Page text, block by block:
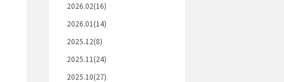
2026.02(16)
2026.01(14)
2025.12(8)
2025.11(24)
2025.10(27)